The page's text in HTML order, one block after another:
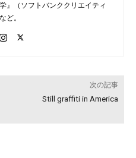
』（ソフトバンククリエイティ
ど。
次の記事
Still graffiti in America